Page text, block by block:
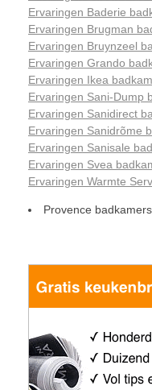
Ervaringen Baderie
Ervaringen Brugman
Ervaringen Bruynzeel
Ervaringen Grando
Ervaringen Ikea
Ervaringen Sani-Dump
Ervaringen Sanidirect
Ervaringen Sanidrõme
Ervaringen Sanisale
Ervaringen Svea
Ervaringen Warmte
Provence